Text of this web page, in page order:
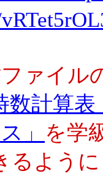
ァイル
数計算表
」
を学
るよう